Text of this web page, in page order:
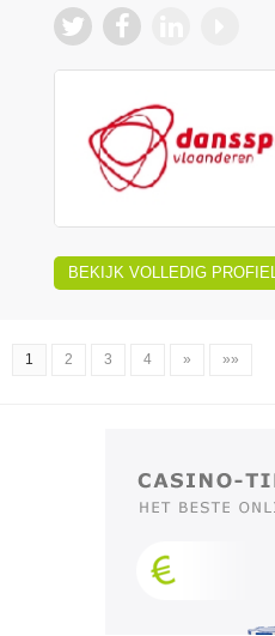
BEKIJK VOLLEDIG PROFIEL
1 2 3 4 » »»